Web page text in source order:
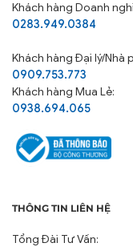
Khách hàng Doanh
0283.949.0384
Khách hàngĐại lý/Nhà
0909.753.773
Khách hàng Mua Lẻ:
0938.694.065
THÔNG TIN LIÊN HỆ
Tổng Đài Tư Vấn: